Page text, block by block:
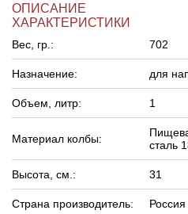
ОПИСАНИЕ
ХАРАКТЕРИСТИКИ
Вес, гр.: 702
Назначение: для
Объем, литр: 1
Материал колбы:
сталь
Высота, см.: 31
Страна производитель: Россия